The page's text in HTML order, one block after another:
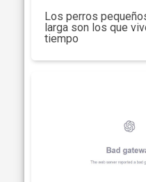
Los perros
larga son los que
tiempo